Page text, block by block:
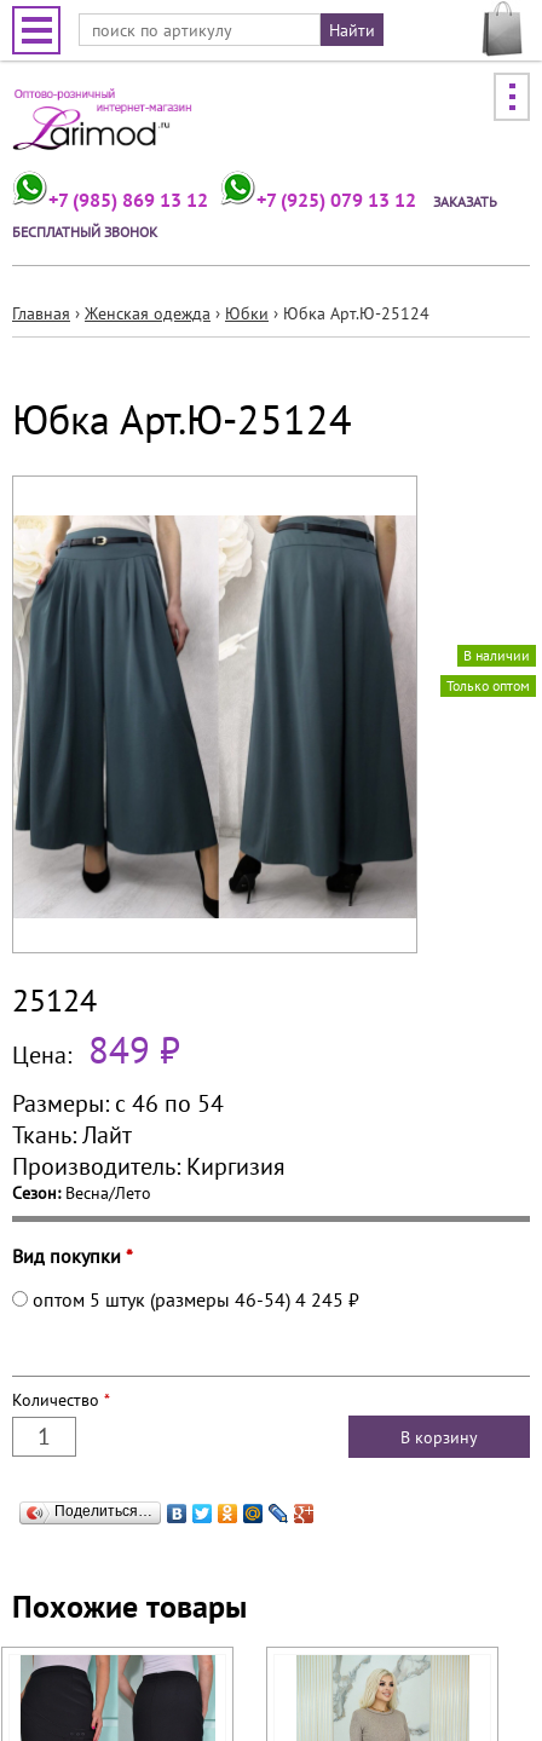
Jump to navigation
+7 (985) 869 13 12 +7 (925) 079 13 12
ЗАКАЗАТЬ
БЕСПЛАТНЫЙ ЗВОНОК
здесь
Главная › Женская одежда › Юбки › Юбка Арт.Ю-25124
Юбка Арт.Ю-25124
Только оптом
В наличии
25124
Цена: 849 ₽
Размеры: с 46 по 54
Ткань:Лайт
Производитель: Киргизия
Сезон: Весна/Лето
Вид покупки *
оптом 5 штук (размеры 46-54) 4 245 ₽
Количество *
Поделиться…
Похожие товары